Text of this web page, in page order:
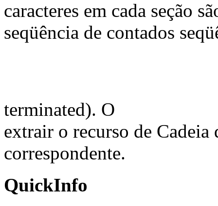
caracteres em cada seção
seqüência de contados
terminated). O
extrair o recurso de Cadeia
correspondente.
QuickInfo